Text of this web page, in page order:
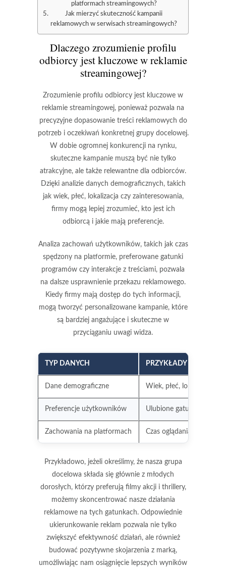
platformach streamingowych?
Jak mierzyć skuteczność kampanii
reklamowych w serwisach streamingowych?
Dlaczego zrozumienie profilu
odbiorcy jest kluczowe w reklamie
streamingowej?
Zrozumienie profilu odbiorcy jest kluczowe w
reklamie streamingowej, ponieważ pozwala na
precyzyjne dopasowanie treści reklamowych do
potrzeb i oczekiwań konkretnej grupy docelowej.
W dobie ogromnej konkurencji na rynku,
skuteczne kampanie muszą być nie tylko
atrakcyjne, ale także relewantne dla odbiorców.
Dzięki analizie danych demograficznych, takich
jak wiek, płeć, lokalizacja czy zainteresowania,
firmy mogą lepiej zrozumieć, kto jest ich
odbiorcą i jakie mają preferencje.
Analiza zachowań użytkowników, takich jak czas
spędzony na platformie, preferowane gatunki
programów czy interakcje z treściami, pozwala
na dalsze usprawnienie przekazu reklamowego.
Kiedy firmy mają dostęp do tych informacji,
mogą tworzyć personalizowane kampanie, które
są bardziej angażujące i skuteczne w
przyciąganiu uwagi widza.
TYP DANYCH PRZYKŁADY
Dane demograficzne Wiek, płeć, lokalizacja
Preferencje użytkowników Ulubione gatunki,
Zachowania na platformach Czas oglądania, interakcje
Przykładowo, jeżeli określimy, że nasza grupa
docelowa składa się głównie z młodych
dorosłych, którzy preferują filmy akcji i thrillery,
możemy skoncentrować nasze działania
reklamowe na tych gatunkach. Odpowiednie
ukierunkowanie reklam pozwala nie tylko
zwiększyć efektywność działań, ale również
budować pozytywne skojarzenia z marką,
umożliwiając nam osiągnięcie lepszych wyników